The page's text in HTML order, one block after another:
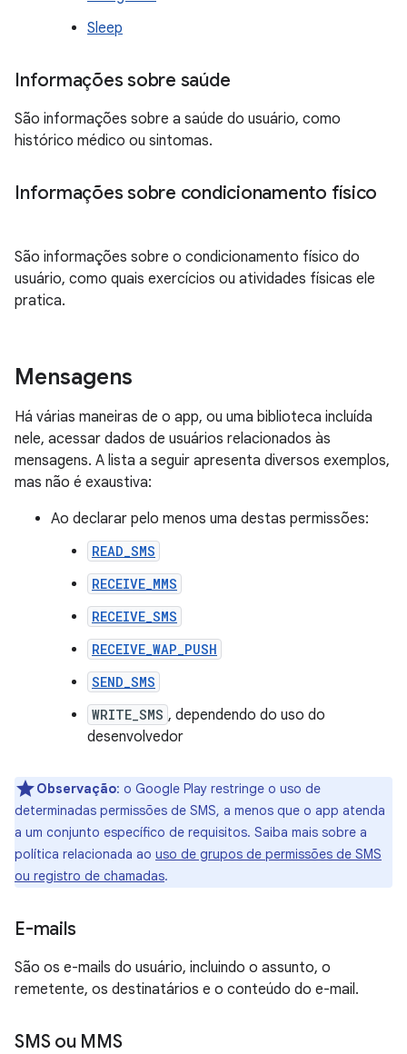
Sleep
Informações sobre saúde
São informações sobre a saúde do usuário, como
histórico médico ou sintomas.
Informações sobre condicionamento físico
São informações sobre o condicionamento físico do
usuário, como quais exercícios ou atividades físicas ele
pratica.
Mensagens
Há várias maneiras de o app, ou uma biblioteca incluída
nele, acessar dados de usuários relacionados às
mensagens. A lista a seguir apresenta diversos exemplos,
mas não é exaustiva:
Ao declarar pelo menos uma destas permissões:
READ_SMS
RECEIVE_MMS
RECEIVE_SMS
RECEIVE_WAP_PUSH
SEND_SMS
WRITE_SMS , dependendo do uso do
desenvolvedor
Observação: o Google Play restringe o uso de
determinadas permissões de SMS, a menos que o app atenda
a um conjunto específico de requisitos. Saiba mais sobre a
política relacionada ao uso de grupos de permissões de SMS
ou registro de chamadas.
E-mails
São os e-mails do usuário, incluindo o assunto, o
remetente, os destinatários e o conteúdo do e-mail.
SMS ou MMS